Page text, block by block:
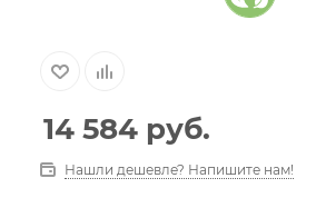
14 584 руб.
Нашли дешевле? Напишите нам!